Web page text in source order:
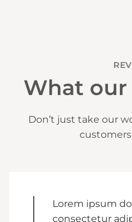
What our
Don’t just take our
customers
Lorem ipsum
consectetur